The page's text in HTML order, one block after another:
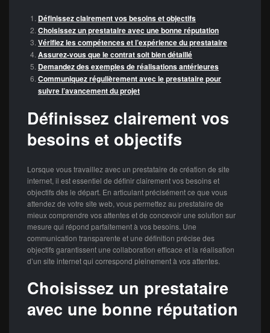
Définissez clairement vos besoins et objectifs
Choisissez un prestataire avec une bonne réputation
Vérifiez les compétences et l’expérience du prestataire
Assurez-vous que le contrat soit bien détaillé
Demandez des exemples de réalisations antérieures
Communiquez régulièrement avec le prestataire pour
suivre l’avancement du projet
Définissez clairement vos
besoins et objectifs
Lorsque vous travaillez avec un prestataire de création de site
internet, il est essentiel de définir clairement vos besoins et
objectifs dès le départ. En articulant précisément ce que vous
attendez de votre site web, vous permettez au prestataire de
mieux comprendre vos attentes et de concevoir une solution sur
mesure qui répond parfaitement à vos besoins. Une
communication transparente et une définition précise des
objectifs garantissent une collaboration efficace et la réalisation
d’un site internet qui correspond pleinement à vos attentes.
Choisissez un prestataire
avec une bonne réputation